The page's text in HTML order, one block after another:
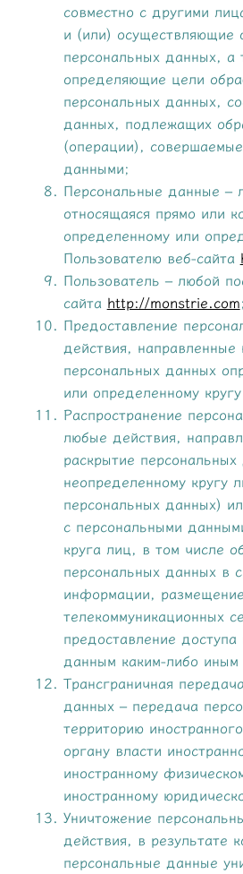
совместно с другими
и (или) осуществляющие
персональных данных, а
определяющие цели
персональных данных,
данных, подлежащих
(операции),
данными;
Персональные данные –
относящаяся прямо или
определенному или
Пользователю веб-сайта
Пользователь – любой
сайта http://monstrie.com;
Предоставление
действия, направленные
персональных данных
или определенному
Распространение
любые действия,
раскрытие
неопределенному кругу
персональных данных)
с персональными
круга лиц, в том числе
персональных данных в
информации,
телекоммуникационных
предоставление
данным каким-либо иным
Трансграничная
данных – передача
территорию
органу власти
иностранному
иностранному
Уничтожение
действия, в результате
персональные данные